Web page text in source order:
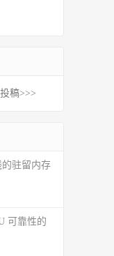
稿>>>
驻留内存
可靠性的